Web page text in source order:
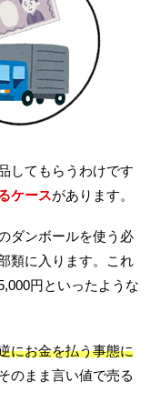
してもらうわけです
ケースがあります。
ダンボールを使う必
類に入ります。これ
円といったような
にお金を払う事態に
のまま言い値で売る